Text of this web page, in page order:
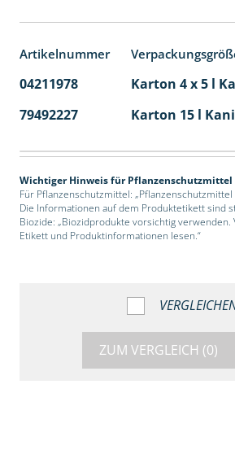
Artikelnummer
04211978 Karton 4 x 5 l
79492227
Karton 15 l
Wichtiger Hinweis für Pflanzenschutzmittel
Für Pflanzenschutzmittel:
Die Informationen auf dem Produktetikett sind
Biozide: „Biozidprodukte vorsichtig verwenden.
Etikett und Produktinformationen lesen.“
ZUM VERGLEICH (0)